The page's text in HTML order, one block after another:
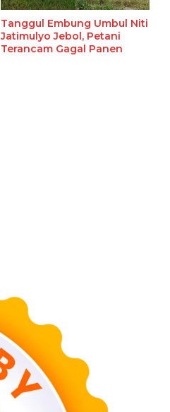
Tanggul Embung Umbul Niti
Jatimulyo Jebol, Petani
Terancam Gagal Panen